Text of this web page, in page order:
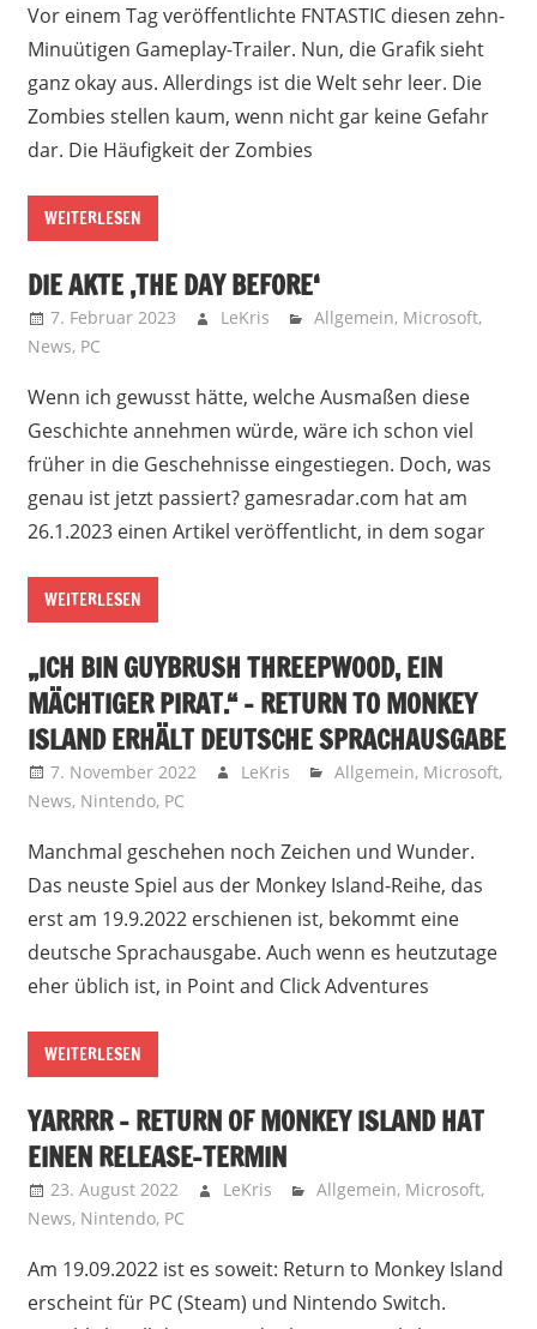
Vor einem Tag veröffentlichte FNTASTIC diesen zehn-
Minuütigen Gameplay-Trailer. Nun, die Grafik sieht
ganz okay aus. Allerdings ist die Welt sehr leer. Die
Zombies stellen kaum, wenn nicht gar keine Gefahr
dar. Die Häufigkeit der Zombies
WEITERLESEN
DIE AKTE ‚THE DAY BEFORE‘
7. Februar 2023 LeKris Allgemein, Microsoft,
News, PC
Wenn ich gewusst hätte, welche Ausmaßen diese
Geschichte annehmen würde, wäre ich schon viel
früher in die Geschehnisse eingestiegen. Doch, was
genau ist jetzt passiert? gamesradar.com hat am
26.1.2023 einen Artikel veröffentlicht, in dem sogar
WEITERLESEN
„ICH BIN GUYBRUSH THREEPWOOD, EIN
MÄCHTIGER PIRAT.“ – RETURN TO MONKEY
ISLAND ERHÄLT DEUTSCHE SPRACHAUSGABE
7. November 2022 LeKris Allgemein, Microsoft,
News, Nintendo, PC
Manchmal geschehen noch Zeichen und Wunder.
Das neuste Spiel aus der Monkey Island-Reihe, das
erst am 19.9.2022 erschienen ist, bekommt eine
deutsche Sprachausgabe. Auch wenn es heutzutage
eher üblich ist, in Point and Click Adventures
WEITERLESEN
YARRRR – RETURN OF MONKEY ISLAND HAT
EINEN RELEASE-TERMIN
23. August 2022 LeKris Allgemein, Microsoft,
News, Nintendo, PC
Am 19.09.2022 ist es soweit: Return to Monkey Island
erscheint für PC (Steam) und Nintendo Switch.